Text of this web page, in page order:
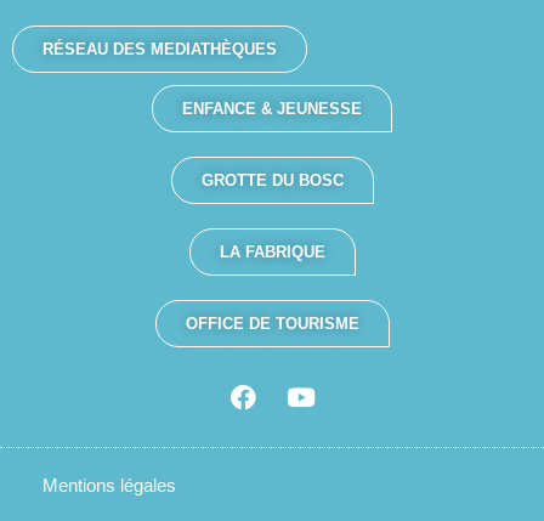
RÉSEAU DES MEDIATHÈQUES
ENFANCE & JEUNESSE
GROTTE DU BOSC
LA FABRIQUE
OFFICE DE TOURISME
Mentions légales